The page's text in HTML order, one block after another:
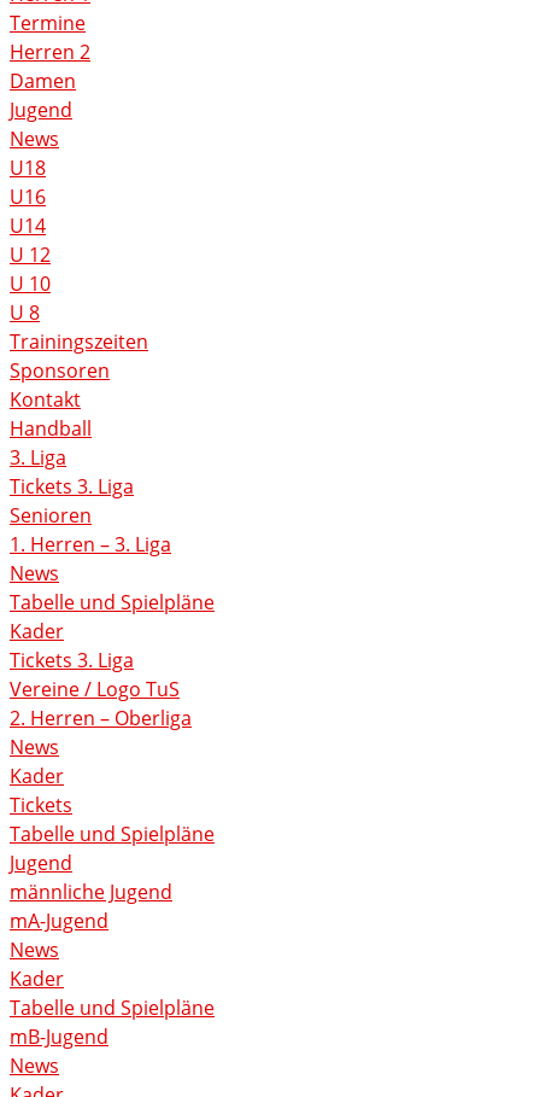
Termine
Herren 2
Damen
Jugend
News
U18
U16
U14
U 12
U 10
U 8
Trainingszeiten
Sponsoren
Kontakt
Handball
3. Liga
Tickets 3. Liga
Senioren
1. Herren – 3. Liga
News
Tabelle und Spielpläne
Kader
Tickets 3. Liga
Vereine / Logo TuS
2. Herren – Oberliga
News
Kader
Tickets
Tabelle und Spielpläne
Jugend
männliche Jugend
mA-Jugend
News
Kader
Tabelle und Spielpläne
mB-Jugend
News